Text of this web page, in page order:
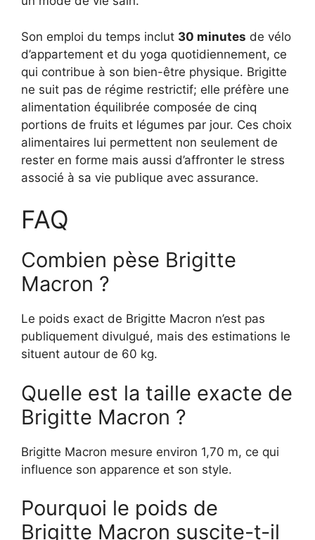
Son emploi du temps inclut 30 minutes de vélo
d’appartement et du yoga quotidiennement, ce
qui contribue à son bien-être physique. Brigitte
ne suit pas de régime restrictif; elle préfère une
alimentation équilibrée composée de cinq
portions de fruits et légumes par jour. Ces choix
alimentaires lui permettent non seulement de
rester en forme mais aussi d’affronter le stress
associé à sa vie publique avec assurance.
FAQ
Combien pèse Brigitte
Macron ?
Le poids exact de Brigitte Macron n’est pas
publiquement divulgué, mais des estimations le
situent autour de 60 kg.
Quelle est la taille exacte de
Brigitte Macron ?
Brigitte Macron mesure environ 1,70 m, ce qui
influence son apparence et son style.
Pourquoi le poids de
Brigitte Macron suscite-t-il